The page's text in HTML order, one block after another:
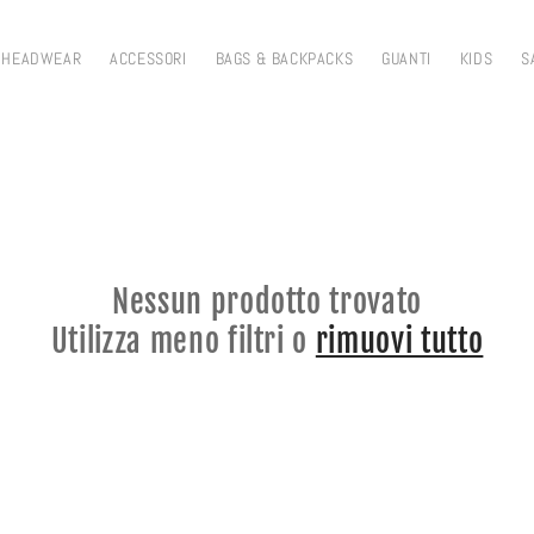
HEADWEAR ACCESSORI BAGS & BACKPACKS GUANTI KIDS
Nessun prodotto trovato
Utilizza meno filtri o rimuovi tutto